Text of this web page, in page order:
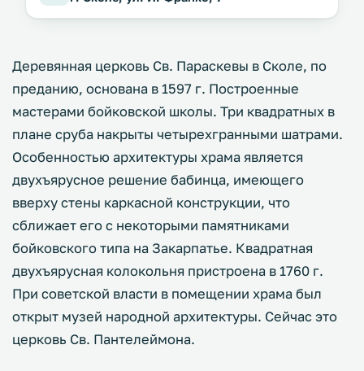
Деревянная церковь Св. Параскевы в Сколе, по
преданию, основана в 1597 г. Построенные
мастерами бойковской школы. Три квадратных в
плане сруба накрыты четырехгранными шатрами.
Особенностью архитектуры храма является
двухъярусное решение бабинца, имеющего
вверху стены каркасной конструкции, что
сближает его с некоторыми памятниками
бойковского типа на Закарпатье. Квадратная
двухъярусная колокольня пристроена в 1760 г.
При советской власти в помещении храма был
открыт музей народной архитектуры. Сейчас это
церковь Св. Пантелеймона.